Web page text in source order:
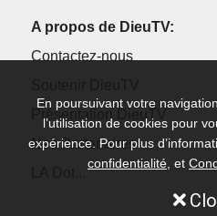
A propos de DieuTV:
Contactez-nous
Présentation DieuTV
Nos Partenaires
En poursuivant votre
l’utilisation de cookies pour
expérience. Pour plus
confidentialité , et